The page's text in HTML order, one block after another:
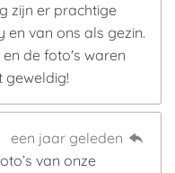
zijn er prachtige
van ons als gezin.
de foto's waren
geweldig!
een jaar geleden
van onze